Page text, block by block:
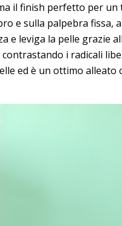
il finish perfetto per un
e sulla palpebra fissa,
e leviga la pelle grazie
i radicali
ed è un ottimo alleato